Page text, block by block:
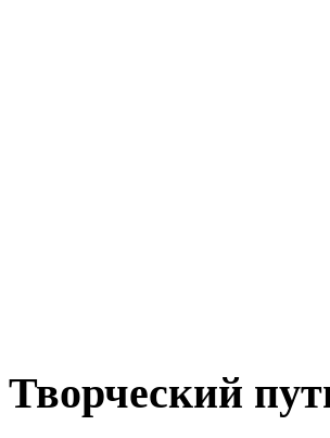
Творческий